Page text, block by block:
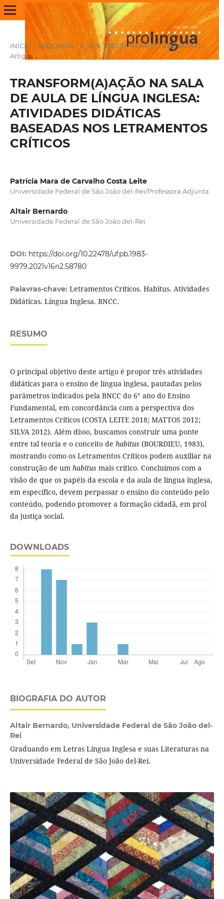
INÍCIO / ARQUIVOS / V. 16 N. 2 (2021): NÚMERO ATEMÁTICO /
Artigos
TRANSFORM(A)AÇÃO NA SALA
DE AULA DE LÍNGUA INGLESA:
ATIVIDADES DIDÁTICAS
BASEADAS NOS LETRAMENTOS
CRÍTICOS
Patrícia Mara de Carvalho Costa Leite
Universidade Federal de São João del-Rei/Professora Adjunta
Altair Bernardo
Universidade Federal de São João del-Rei
DOI: https://doi.org/10.22478/ufpb.1983-
9979.2021v16n2.58780
Palavras-chave: Letramentos Críticos. Habitus. Atividades
Didáticas. Língua Inglesa. BNCC.
RESUMO
O principal objetivo deste artigo é propor três atividades
didáticas para o ensino de língua inglesa, pautadas pelos
parâmetros indicados pela BNCC do 6° ano do Ensino
Fundamental, em concordância com a perspectiva dos
Letramentos Críticos (COSTA LEITE 2018; MATTOS 2012;
SILVA 2012). Além disso, buscamos construir uma ponte
entre tal teoria e o conceito de habitus (BOURDIEU, 1983),
mostrando como os Letramentos Críticos podem auxiliar na
construção de um habitus mais crítico. Concluímos com a
visão de que os papéis da escola e da aula de língua inglesa,
em específico, devem perpassar o ensino do conteúdo pelo
conteúdo, podendo promover a formação cidadã, em prol
da justiça social.
DOWNLOADS
BIOGRAFIA DO AUTOR
Altair Bernardo, Universidade Federal de São João del-
Rei
Graduando em Letras Língua Inglesa e suas Literaturas na
Universidade Federal de São João del-Rei.